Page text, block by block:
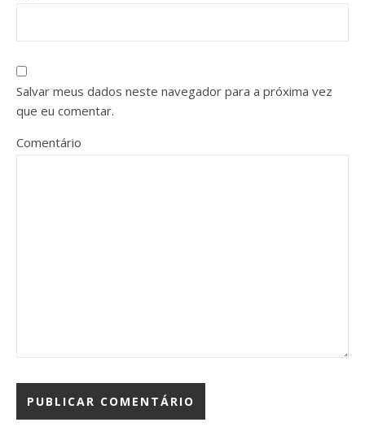
Salvar meus dados neste navegador para a próxima vez
que eu comentar.
Comentário